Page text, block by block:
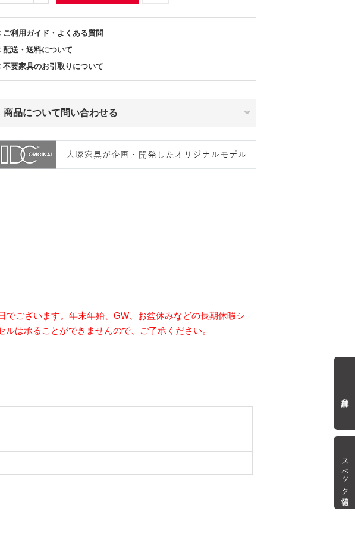
スペック情報
ご利用ガイド・よくある質問
配送・送料について
不要家具のお引取りについて
商品について問い合わせる
ございます。年末年始、GW、お盆休みなどの長期休暇シ
は承ることができませんので、ご了承ください。